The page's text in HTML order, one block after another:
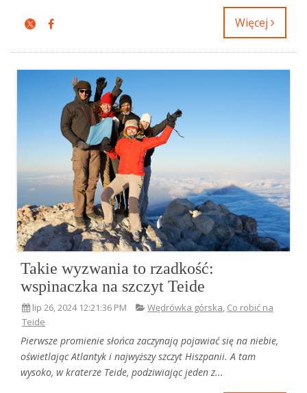
Więcej
Takie wyzwania to rzadkość:
wspinaczka na szczyt Teide
lip 26, 2024 12:21:36 PM Wędrówka górska, Co robić na
Teide
Pierwsze promienie słońca zaczynają pojawiać się na niebie,
oświetlając Atlantyk i najwyższy szczyt Hiszpanii. A tam
wysoko, w kraterze Teide, podziwiając jeden z...